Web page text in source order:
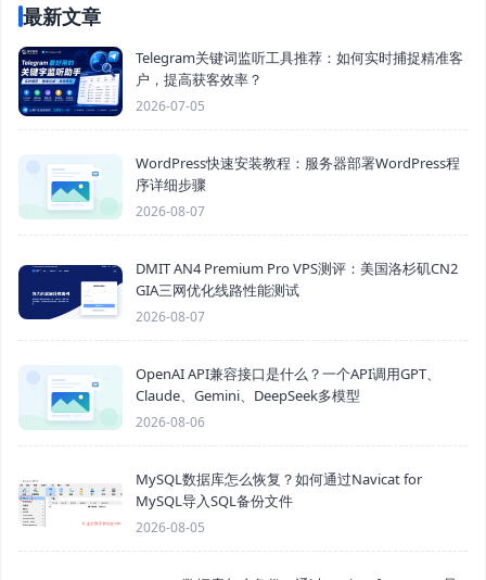
最新文章
Telegram关键词监听工具推荐：如何实时捕捉精准客
户，提高获客效率？
2026-07-05
WordPress快速安装教程：服务器部署WordPress程
序详细步骤
2026-08-07
DMIT AN4 Premium Pro VPS测评：美国洛杉矶CN2
GIA三网优化线路性能测试
2026-08-07
OpenAI API兼容接口是什么？一个API调用GPT、
Claude、Gemini、DeepSeek多模型
2026-08-06
MySQL数据库怎么恢复？如何通过Navicat for
MySQL导入SQL备份文件
2026-08-05